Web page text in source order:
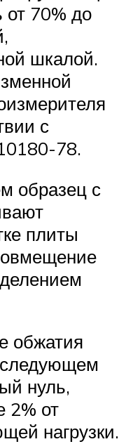
от 70% до
шкалой.
с
78.
образец с
плиты
обжатия
нуль,
2% от
нагрузки.